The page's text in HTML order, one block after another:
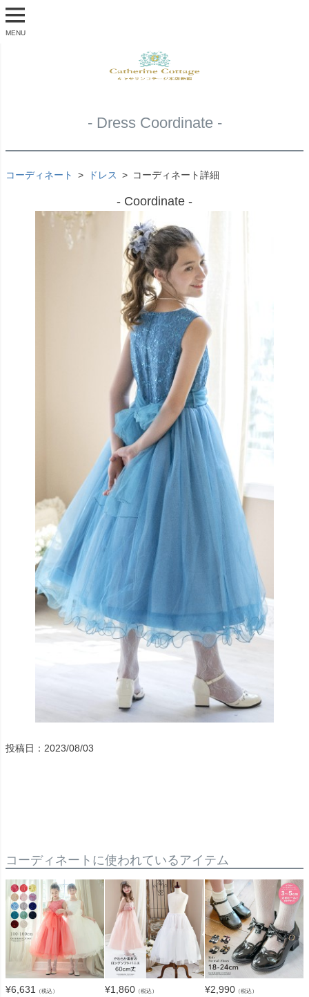
MENU
- Dress Coordinate -
コーディネート ドレス コーディネート詳細
- Coordinate -
投稿日：2023/08/03
コーディネートに使われているアイテム
¥6,631 （税込） ¥1,860 （税込） ¥2,990（税込）